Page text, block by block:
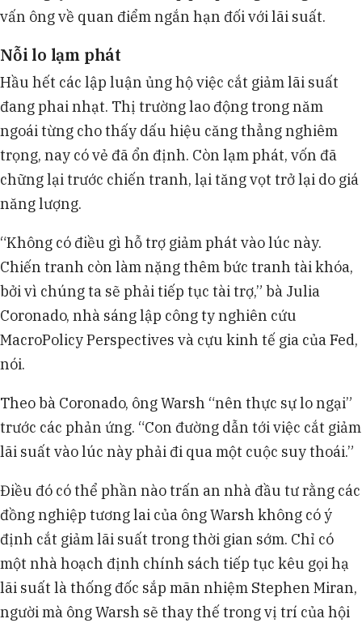
vấn ông về quan điểm ngắn hạn đối với lãi suất.
Nỗi lo lạm phát
Hầu hết các lập luận ủng hộ việc cắt giảm lãi suất
đang phai nhạt. Thị trường lao động trong năm
ngoái từng cho thấy dấu hiệu căng thẳng nghiêm
trọng, nay có vẻ đã ổn định. Còn lạm phát, vốn đã
chững lại trước chiến tranh, lại tăng vọt trở lại do giá
năng lượng.
“Không có điều gì hỗ trợ giảm phát vào lúc này.
Chiến tranh còn làm nặng thêm bức tranh tài khóa,
bởi vì chúng ta sẽ phải tiếp tục tài trợ,” bà Julia
Coronado, nhà sáng lập công ty nghiên cứu
MacroPolicy Perspectives và cựu kinh tế gia của Fed,
nói.
Theo bà Coronado, ông Warsh “nên thực sự lo ngại”
trước các phản ứng. “Con đường dẫn tới việc cắt giảm
lãi suất vào lúc này phải đi qua một cuộc suy thoái.”
Điều đó có thể phần nào trấn an nhà đầu tư rằng các
đồng nghiệp tương lai của ông Warsh không có ý
định cắt giảm lãi suất trong thời gian sớm. Chỉ có
một nhà hoạch định chính sách tiếp tục kêu gọi hạ
lãi suất là thống đốc sắp mãn nhiệm Stephen Miran,
người mà ông Warsh sẽ thay thế trong vị trí của hội